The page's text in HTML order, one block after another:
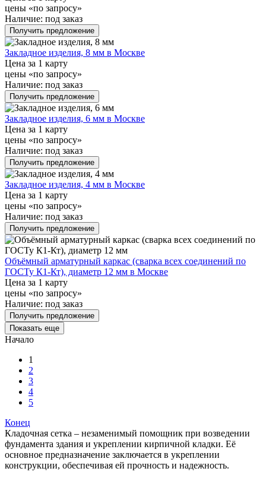
цены «по запросу»
Наличие: под заказ
Получить предложение
Закладное изделия, 8 мм в Москве
Цена за 1 карту
цены «по запросу»
Наличие: под заказ
Получить предложение
Закладное изделия, 6 мм в Москве
Цена за 1 карту
цены «по запросу»
Наличие: под заказ
Получить предложение
Закладное изделия, 4 мм в Москве
Цена за 1 карту
цены «по запросу»
Наличие: под заказ
Получить предложение
Объёмный арматурный каркас (сварка всех соединений по
ГОСТу К1-Кт), диаметр 12 мм в Москве
Цена за 1 карту
цены «по запросу»
Наличие: под заказ
Получить предложение
Показать еще
Начало
1
2
3
4
5
Конец
Кладочная сетка – незаменимый помощник при возведении
фундамента здания и укреплении кирпичной кладки. Её
основное предназначение заключается в укреплении
конструкции, обеспечивая ей прочность и надежность.